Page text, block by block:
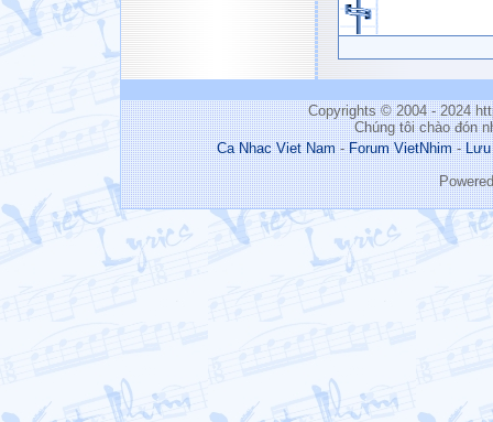
Copyrights © 2004 - 2024
Chúng tôi chào đón
Ca Nhac Viet Nam-Forum VietNhim-